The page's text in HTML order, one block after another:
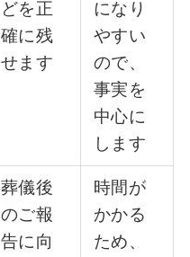
どを正
確に残
せます
になり
やすい
ので、
事実を
中心に
します
葬儀後
のご報
告に向
時間が
かかる
ため、